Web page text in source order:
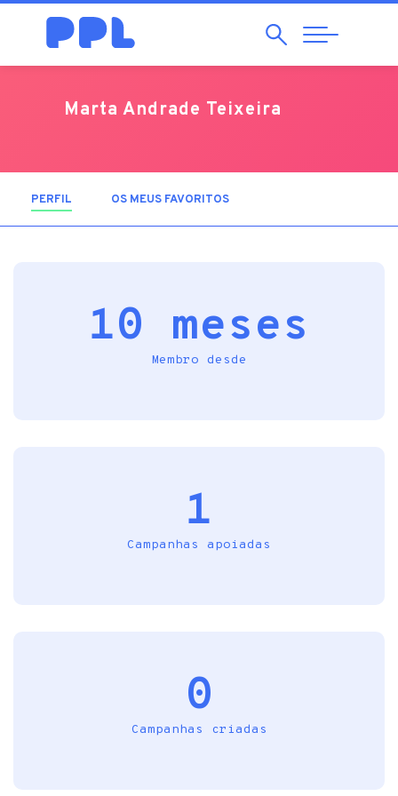
Pesquisar
Abrir
Navegação
Marta Andrade Teixeira
PERFIL (SEPARADOR ATIVO)
OS MEUS FAVORITOS
10 meses
Membro desde
1
Campanhas apoiadas
0
Campanhas criadas